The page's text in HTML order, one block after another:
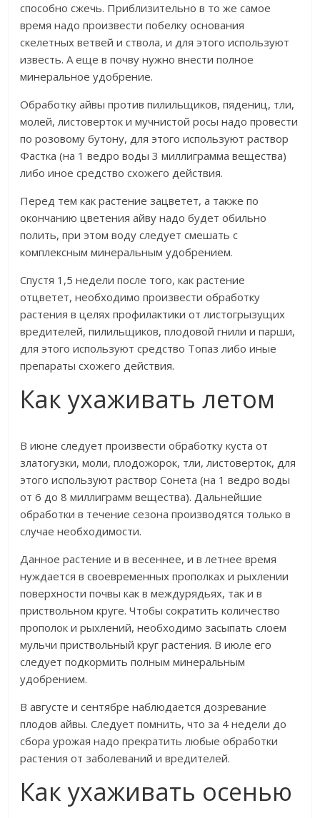
способно сжечь. Приблизительно в то же самое
время надо произвести побелку основания
скелетных ветвей и ствола, и для этого используют
известь. А еще в почву нужно внести полное
минеральное удобрение.
Обработку айвы против пилильщиков, пядениц, тли,
молей, листоверток и мучнистой росы надо провести
по розовому бутону, для этого используют раствор
Фастка (на 1 ведро воды 3 миллиграмма вещества)
либо иное средство схожего действия.
Перед тем как растение зацветет, а также по
окончанию цветения айву надо будет обильно
полить, при этом воду следует смешать с
комплексным минеральным удобрением.
Спустя 1,5 недели после того, как растение
отцветет, необходимо произвести обработку
растения в целях профилактики от листогрызущих
вредителей, пилильщиков, плодовой гнили и парши,
для этого используют средство Топаз либо иные
препараты схожего действия.
Как ухаживать летом
В июне следует произвести обработку куста от
златогузки, моли, плодожорок, тли, листоверток, для
этого используют раствор Сонета (на 1 ведро воды
от 6 до 8 миллиграмм вещества). Дальнейшие
обработки в течение сезона производятся только в
случае необходимости.
Данное растение и в весеннее, и в летнее время
нуждается в своевременных прополках и рыхлении
поверхности почвы как в междурядьях, так и в
приствольном круге. Чтобы сократить количество
прополок и рыхлений, необходимо засыпать слоем
мульчи приствольный круг растения. В июле его
следует подкормить полным минеральным
удобрением.
В августе и сентябре наблюдается дозревание
плодов айвы. Следует помнить, что за 4 недели до
сбора урожая надо прекратить любые обработки
растения от заболеваний и вредителей.
Как ухаживать осенью